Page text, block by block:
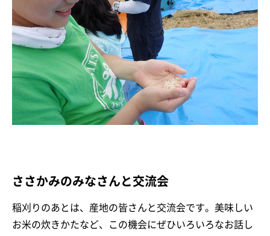
ささかみのみなさんと交流会
稲刈りのあとは、産地の皆さんと交流会です。美味しい
お米の炊きかたなど、この機会にぜひいろいろなお話し